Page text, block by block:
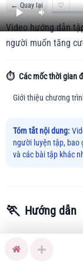
← Quay lại ♡
Video hướng dẫn
người muốn tăng
⏱️ Các mốc thời gian
Giới thiệu chương
Tóm tắt nội dung:
người luyện tập, bao
và các bài tập khác
🏃 Hướng dẫn
Bài tập chân với